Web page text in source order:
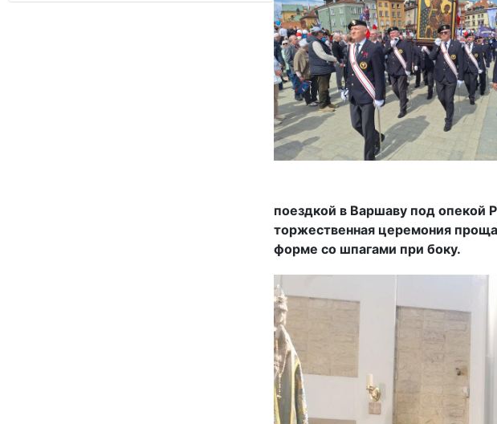
поездкой в Варшаву под опекой
торжественная церемония
форме со шпагами при боку.